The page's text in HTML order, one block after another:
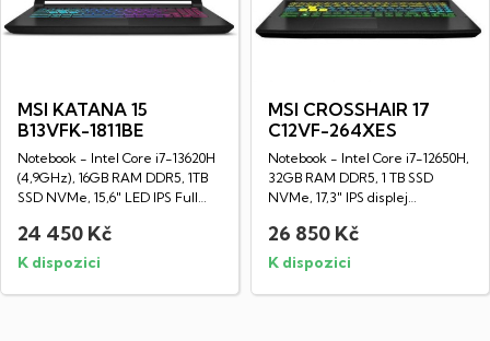
MSI KATANA 15
B13VFK-1811BE
Notebook - Intel Core i7-13620H
(4,9GHz), 16GB RAM DDR5, 1TB
SSD NVMe, 15,6" LED IPS Full
24 450 Kč
K dispozici
MSI CROSSHAIR 17
C12VF-264XES
Notebook - Intel Core i7-12650H,
32GB RAM DDR5, 1 TB SSD
NVMe, 17,3" IPS displej
26 850 Kč
K dispozici